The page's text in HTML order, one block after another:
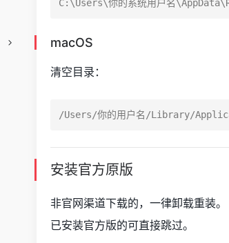
macOS
清空目录：
安装官方原版
非官网渠道下载的，一律卸载重装。
已安装官方版的可直接跳过。